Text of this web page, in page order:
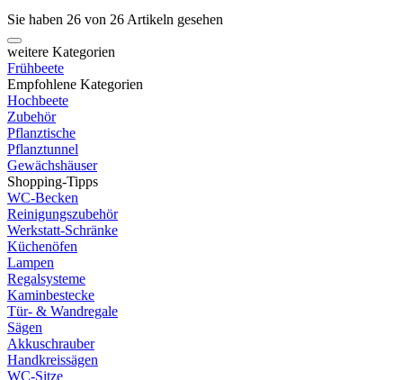
Sie haben 26 von 26 Artikeln gesehen
weitere Kategorien
Frühbeete
Empfohlene Kategorien
Hochbeete
Zubehör
Pflanztische
Pflanztunnel
Gewächshäuser
Shopping-Tipps
WC-Becken
Reinigungszubehör
Werkstatt-Schränke
Küchenöfen
Lampen
Regalsysteme
Kaminbestecke
Tür- & Wandregale
Sägen
Akkuschrauber
Handkreissägen
WC-Sitze